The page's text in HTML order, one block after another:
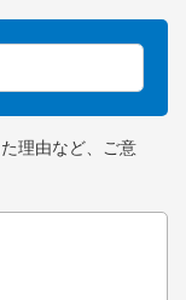
理由など、ご意